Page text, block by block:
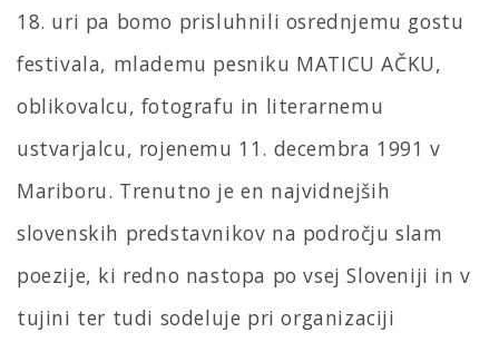
18. uri pa bomo prisluhnili osrednjemu gostu
festivala, mlademu pesniku MATICU AČKU,
oblikovalcu, fotografu in literarnemu
ustvarjalcu, rojenemu 11. decembra 1991 v
Mariboru. Trenutno je en najvidnejših
slovenskih predstavnikov na področju slam
poezije, ki redno nastopa po vsej Sloveniji in v
tujini ter tudi sodeluje pri organizaciji